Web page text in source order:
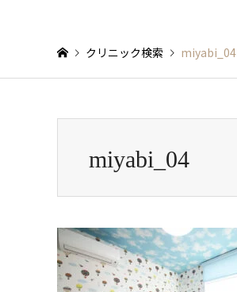
クリニック検索 miyabi_04
miyabi_04